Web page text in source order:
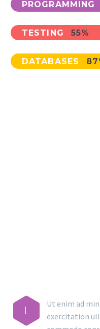
PROGRAMMING
TESTING 55%
DATABASES
L
Ut enim ad
exercitation